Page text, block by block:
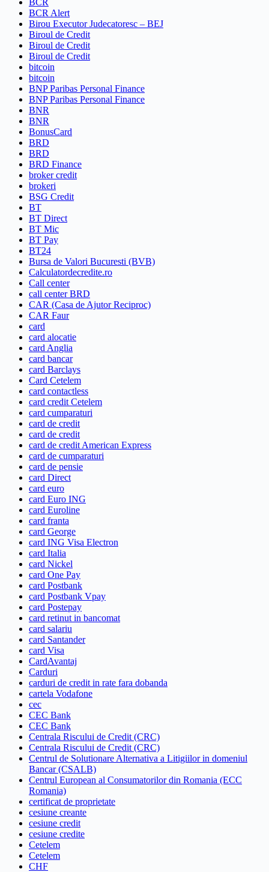
BCR
BCR Alert
Birou Executor Judecatoresc – BEJ
Biroul de Credit
Biroul de Credit
Biroul de Credit
bitcoin
bitcoin
BNP Paribas Personal Finance
BNP Paribas Personal Finance
BNR
BNR
BonusCard
BRD
BRD
BRD Finance
broker credit
brokeri
BSG Credit
BT
BT Direct
BT Mic
BT Pay
BT24
Bursa de Valori Bucuresti (BVB)
Calculatordecredite.ro
Call center
call center BRD
CAR (Casa de Ajutor Reciproc)
CAR Faur
card
card alocatie
card Anglia
card bancar
card Barclays
Card Cetelem
card contactless
card credit Cetelem
card cumparaturi
card de credit
card de credit
card de credit American Express
card de cumparaturi
card de pensie
card Direct
card euro
card Euro ING
card Euroline
card franta
card George
card ING Visa Electron
card Italia
card Nickel
card One Pay
card Postbank
card Postbank Vpay
card Postepay
card retinut in bancomat
card salariu
card Santander
card Visa
CardAvantaj
Carduri
carduri de credit in rate fara dobanda
cartela Vodafone
cec
CEC Bank
CEC Bank
Centrala Riscului de Credit (CRC)
Centrala Riscului de Credit (CRC)
Centrul de Solutionare Alternativa a Litigiilor in domeniul
Bancar (CSALB)
Centrul European al Consumatorilor din Romania (ECC
Romania)
certificat de proprietate
cesiune creante
cesiune credit
cesiune credite
Cetelem
Cetelem
CHF